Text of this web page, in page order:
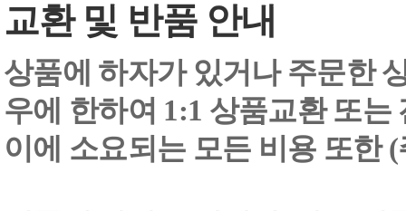
교환 및 반품 안내
상품에 하자가 있거나 주문한
우에 한하여 1:1 상품교환 또는
이에 소요되는 모든 비용 또한